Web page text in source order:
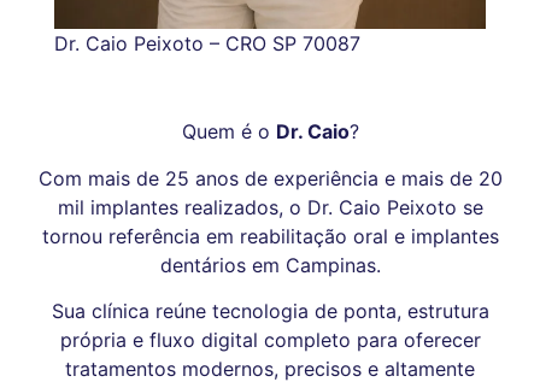
Dr. Caio Peixoto – CRO SP 70087
Quem é o Dr. Caio?
Com mais de 25 anos de experiência e mais de 20
mil implantes realizados, o Dr. Caio Peixoto se
tornou referência em reabilitação oral e implantes
dentários em Campinas.
Sua clínica reúne tecnologia de ponta, estrutura
própria e fluxo digital completo para oferecer
tratamentos modernos, precisos e altamente